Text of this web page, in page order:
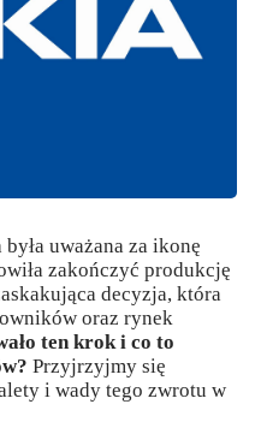
uważana za ikonę
zakończyć produkcję
decyzja, która
oraz rynek
ten krok i co to
Przyjrzyjmy się
i wady tego zwrotu w